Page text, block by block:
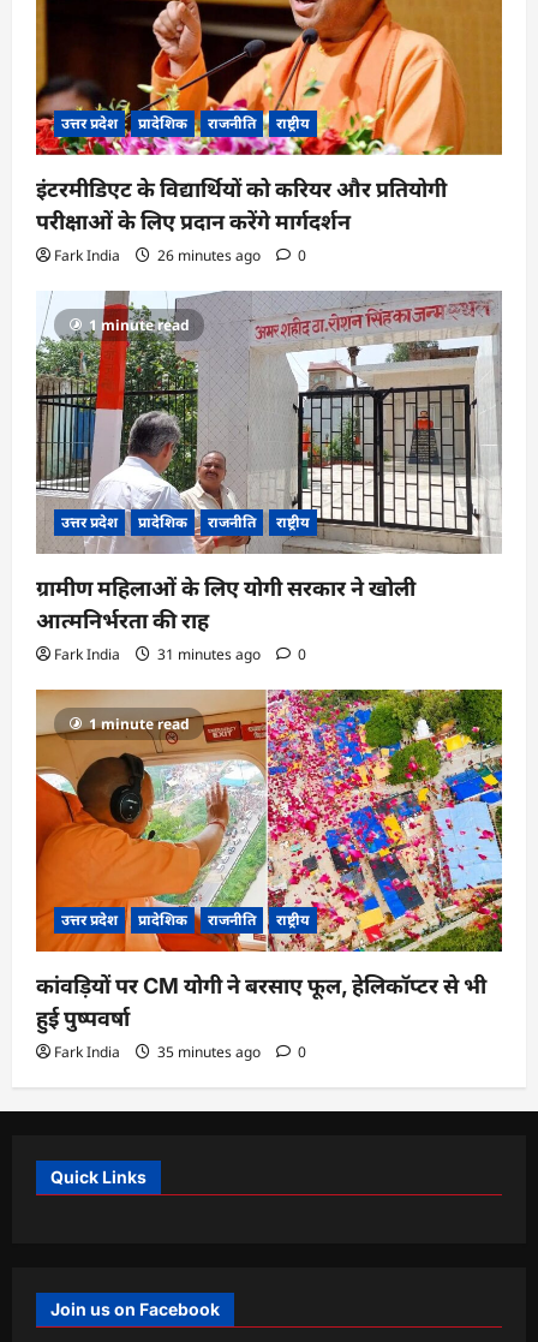
उत्तर प्रदेश प्रादेशिक राजनीति राष्ट्रीय
इंटरमीडिएट के विद्यार्थियों को करियर और प्रतियोगी
परीक्षाओं के लिए प्रदान करेंगे मार्गदर्शन
Fark India 26 minutes ago 0
1 minute read
उत्तर प्रदेश प्रादेशिक राजनीति राष्ट्रीय
ग्रामीण महिलाओं के लिए योगी सरकार ने खोली
आत्मनिर्भरता की राह
Fark India 31 minutes ago 0
1 minute read
उत्तर प्रदेश प्रादेशिक राजनीति राष्ट्रीय
कांवड़ियों पर CM योगी ने बरसाए फूल, हेलिकॉप्टर से भी
हुई पुष्पवर्षा
Fark India 35 minutes ago 0
Quick Links
Join us on Facebook